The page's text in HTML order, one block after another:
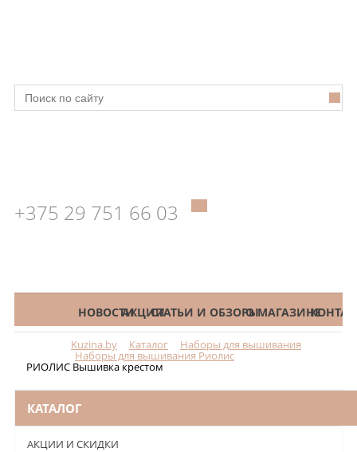
+375 29 751 66 03
КАТАЛОГНОВОСТИАКЦИИСТАТЬИ И ОБЗОРЫО МАГАЗИНЕ
Kuzina.by Каталог Наборы для вышивания
Наборы для вышивания Риолис
РИОЛИС Вышивка крестом
КАТАЛОГ
АКЦИИ И СКИДКИ